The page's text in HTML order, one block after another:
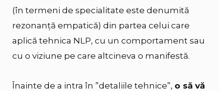
(în termeni de specialitate este denumită
rezonanță empatică) din partea celui care
aplică tehnica NLP, cu un comportament sau
cu o viziune pe care altcineva o manifestă.
Înainte de a intra în ”detaliile tehnice”, o să vă